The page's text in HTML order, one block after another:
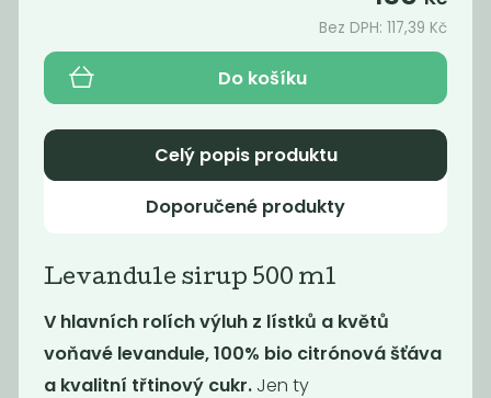
Bioláda hruška
230g bio
Mango sirup 500
ml
135Kč
Bez DPH:117,39 Kč
Do košíku
Celý popis produktu
Doporučené produkty
Levandule sirup 500 ml
V hlavních rolích výluh z lístků a květů
voňavé levandule, 100% bio citrónová šťáva
a kvalitní třtinový cukr. Jen ty